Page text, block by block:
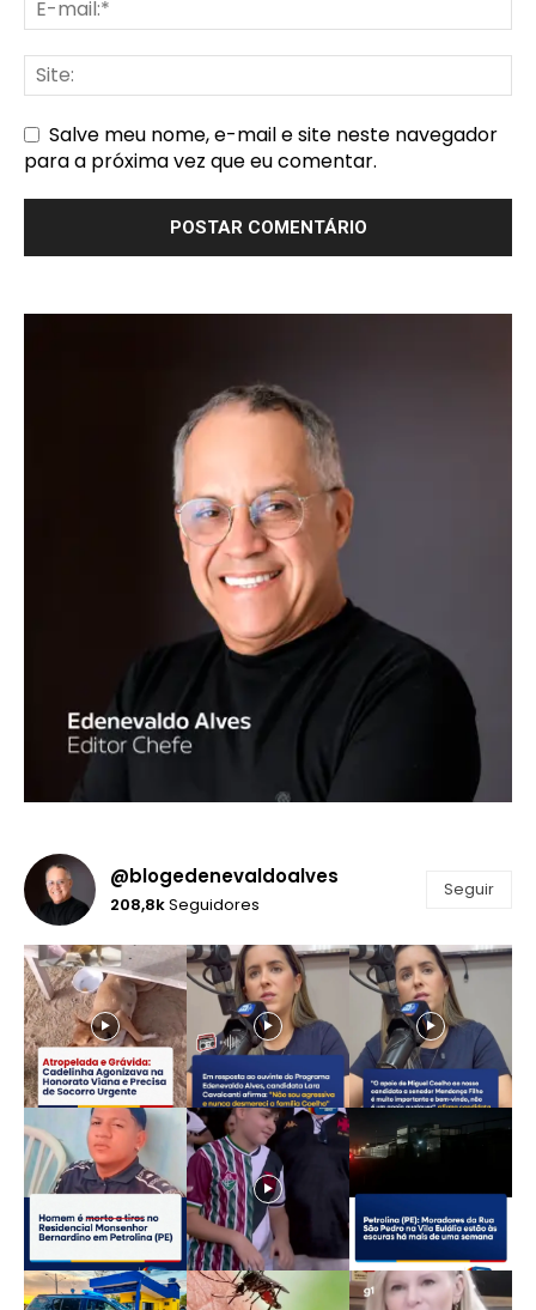
Salve meu nome, e-mail e site neste navegador
para a próxima vez que eu comentar.
@blogedenevaldoalves
208,8kSeguidores
Seguir